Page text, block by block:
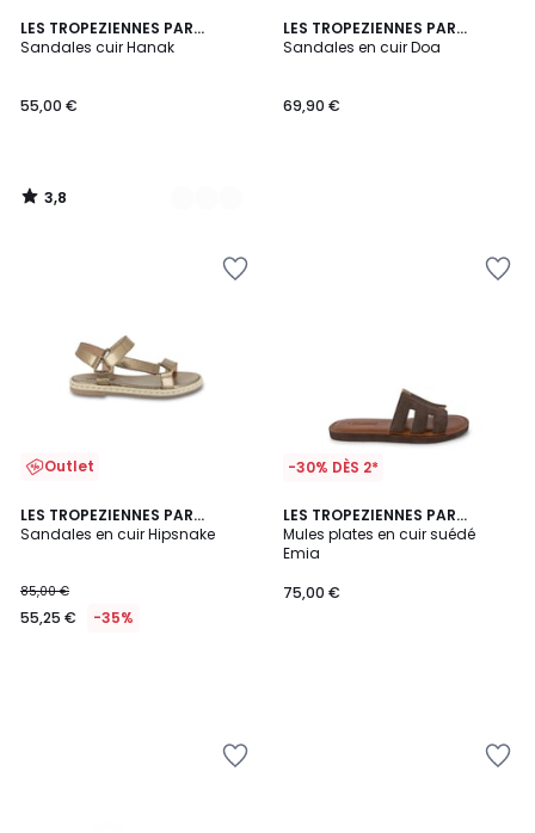
LES TROPEZIENNES PAR
M.BELARBI
Sandales cuir Hanak
55,00 €
3,8
/ 5
3
Couleurs
3,8
/
LES TROPEZIENNES PAR
M.BELARBI
Sandales en cuir Doa
69,90 €
Outlet
LES TROPEZIENNES PAR
M.BELARBI
Sandales en cuir Hipsnake
85,00 €
55,25 € -35%
-30% DÈS 2*
LES TROPEZIENNES PAR
M.BELARBI
Mules plates en cuir suédé
Emia
75,00 €